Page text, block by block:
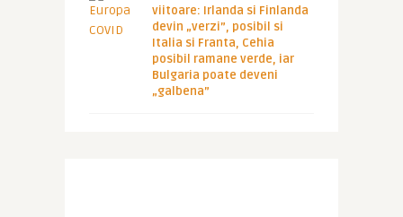
viitoare: Irlanda si Finlanda
devin „verzi”, posibil si
Italia si Franta, Cehia
posibil ramane verde, iar
Bulgaria poate deveni
„galbena”